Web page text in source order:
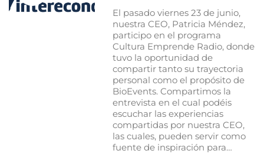
El pasado viernes 23 de junio,
nuestra CEO, Patricia Méndez,
participo en el programa
Cultura Emprende Radio, donde
tuvo la oportunidad de
compartir tanto su trayectoria
personal como el propósito de
BioEvents. Compartimos la
entrevista en el cual podéis
escuchar las experiencias
compartidas por nuestra CEO,
las cuales, pueden servir como
fuente de inspiración para…